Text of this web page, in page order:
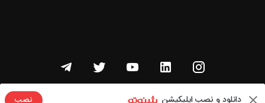
دانلود و نصب اپلیکیشن نصب
تمامی حقوق این وبسایت متعلق به شنوتو است